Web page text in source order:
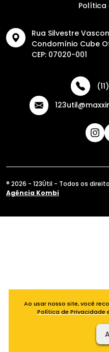
Política
Rua Silvestre
Condomínio Cube
CEP: 07020-001
® 2026 - 123Útil - Todos os
Agência Kombi
Ao usar nosso site, você
Política de Privacidade